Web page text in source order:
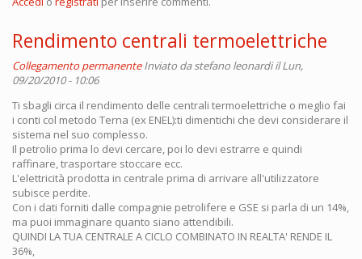
Rendimento centrali termoelettriche
Collegamento permanente Inviato da stefano leonardiil Lun,
09/20/2010 - 10:06
Ti sbagli circa il rendimento delle centrali termoelettriche o meglio fai
i conti col metodo Terna (ex ENEL):ti dimentichi che devi considerare il
sistema nel suo complesso.
Il petrolio prima lo devi cercare, poi lo devi estrarre e quindi
raffinare, trasportare stoccare ecc.
L'elettricità prodotta in centrale prima di arrivare all'utilizzatore
subisce perdite.
Con i dati forniti dalle compagnie petrolifere e GSE si parla di un 14%,
ma puoi immaginare quanto siano attendibili.
QUINDI LA TUA CENTRALE A CICLO COMBINATO IN REALTA' RENDE IL
36%,